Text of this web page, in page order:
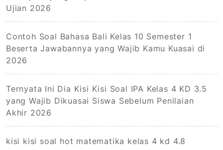
Ujian 2026
Contoh Soal Bahasa Bali Kelas 10 Semester 1
Beserta Jawabannya yang Wajib Kamu Kuasai di
2026
Ternyata Ini Dia Kisi Kisi Soal IPA Kelas 4 KD 3.5
yang Wajib Dikuasai Siswa Sebelum Penilaian
Akhir 2026
kisi kisi soal hot matematika kelas 4 kd 4.8